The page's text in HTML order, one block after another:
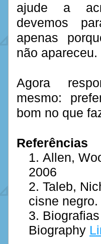
ajude a
devemos
apenas
não apareceu.
Agora
mesmo:
bom no que
Referências
Allen,
2006
Taleb,
cisne negro.
Biography